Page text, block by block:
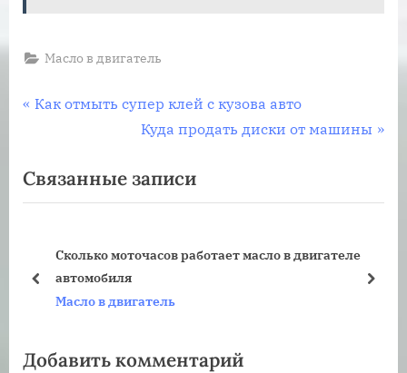
Масло в двигатель
Навигация
записям
П
д
ы
щ
з
Как отмыть супер клей с кузова авто
С
е
д
ю
а
з
Куда продать диски от машины
Связанные записи
Сколько моточасов работает масло в двигателе
автомобиля
Масло в двигатель
пред
Добавить комментарий